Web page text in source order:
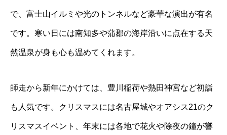
で、富士山イルミや光のトンネルなど豪華な演出が有名
です。寒い日には南知多や蒲郡の海岸沿いに点在する天
然温泉が身も心も温めてくれます。
師走から新年にかけては、豊川稲荷や熱田神宮など初詣
も人気です。クリスマスには名古屋城やオアシス21のク
リスマスイベント、年末には各地で花火や除夜の鐘が響